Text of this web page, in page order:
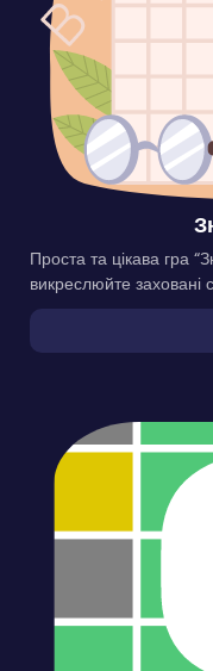
Проста та цікава гра
викреслюйте заховані